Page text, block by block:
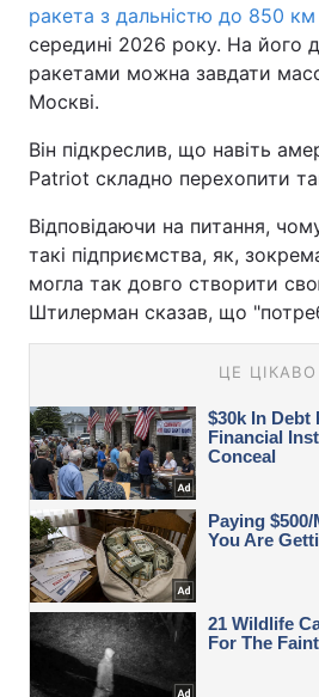
ракета з дальністю до 850
середині 2026 року. На його
ракетами можна завдати
Москві.
Він підкреслив, що навіть
Patriot складно перехопити
Відповідаючи на питання,
такі підприємства, як,
могла так довго створити
Штилерман сказав, що